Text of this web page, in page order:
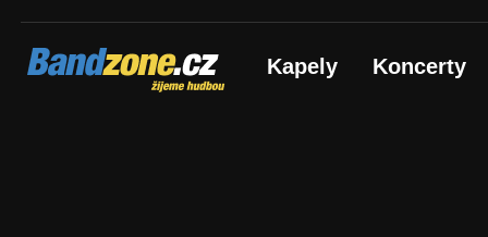
Bandzone.cz
žijeme hudbou Kapely Koncerty